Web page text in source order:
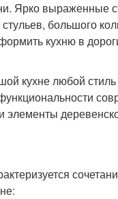
Ярко выраженные
большого
кухню в
кухне любой